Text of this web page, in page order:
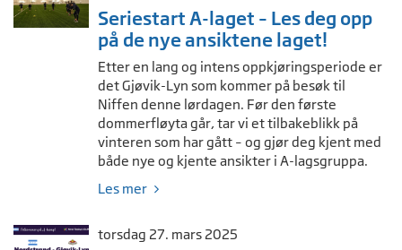
Seriestart A-laget – Les deg opp
på de nye ansiktene laget!
Etter en lang og intens oppkjøringsperiode er
det Gjøvik-Lyn som kommer på besøk til
Niffen denne lørdagen. Før den første
dommerfløyta går, tar vi et tilbakeblikk på
vinteren som har gått – og gjør deg kjent med
både nye og kjente ansikter i A-lagsgruppa.
Les mer
torsdag 27. mars 2025